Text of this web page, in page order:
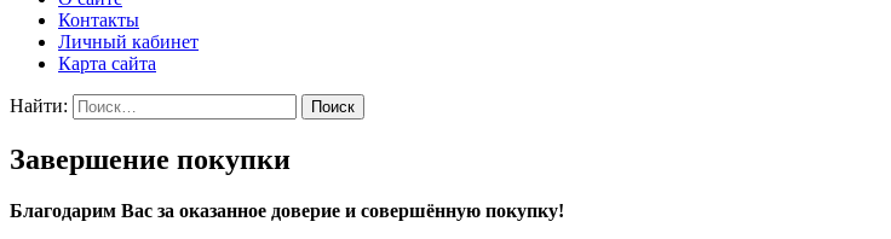
Контакты
Личный кабинет
Карта сайта
Найти:
Завершение покупки
Благодарим Вас за оказанное доверие и совершённую покупку!